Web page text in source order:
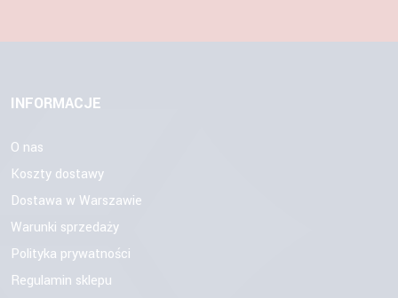
INFORMACJE
O nas
Koszty dostawy
Dostawa w Warszawie
Warunki sprzedaży
Polityka prywatności
Regulamin sklepu